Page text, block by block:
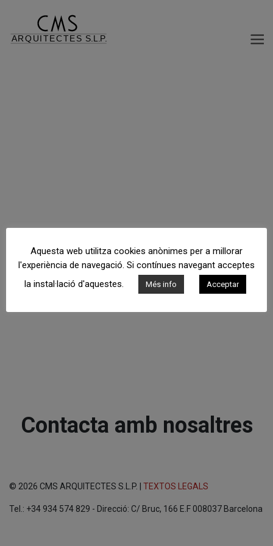
Contacta amb nosaltres
© 2026 CMS ARQUITECTES S.L.P. | TEXTOS LEGALS
Tel.: +34 934 574 829 - Direcció: C/ Bruc, 166 E.F 008037 Barcelona
Aquesta web utilitza cookies anònimes per a millorar
l'experiència de navegació. Si contínues navegant acceptes
la instal·lació d'aquestes.
Més info Acceptar